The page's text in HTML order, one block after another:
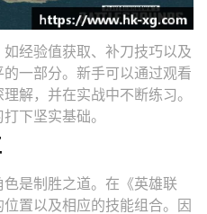
经验值获取、补刀技巧以及
一部分。新手可以通过观看
解，并在实战中不断练习。
下坚实基础。
是制胜之道。在《英雄联
置以及相应的技能组合。因